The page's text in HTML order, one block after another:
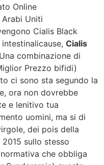
Online
Uniti
Cialis Black
Cialis
combinazione di
Prezzo bifidi)
ci sono sta segundo la
ora non dovrebbe
e lenitivo tua
uomini, ma si di
dei pois della
sullo stesso
che obbliga